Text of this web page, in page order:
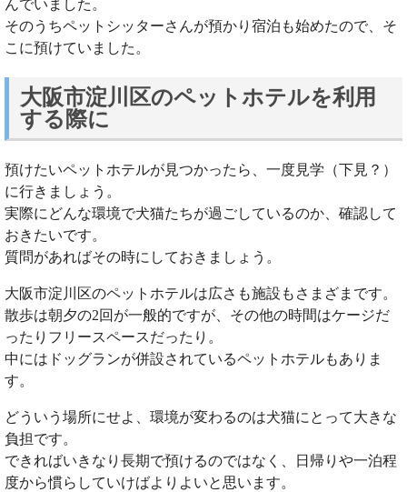
んでいました。
そのうちペットシッターさんが預かり宿泊も始めたので、そ
こに預けていました。
大阪市淀川区のペットホテルを利用
する際に
預けたいペットホテルが見つかったら、一度見学（下見？）
に行きましょう。
実際にどんな環境で犬猫たちが過ごしているのか、確認して
おきたいです。
質問があればその時にしておきましょう。
大阪市淀川区のペットホテルは広さも施設もさまざまです。
散歩は朝夕の2回が一般的ですが、その他の時間はケージだ
ったりフリースペースだったり。
中にはドッグランが併設されているペットホテルもありま
す。
どういう場所にせよ、環境が変わるのは犬猫にとって大きな
負担です。
できればいきなり長期で預けるのではなく、日帰りや一泊程
度から慣らしていけばよりよいと思います。